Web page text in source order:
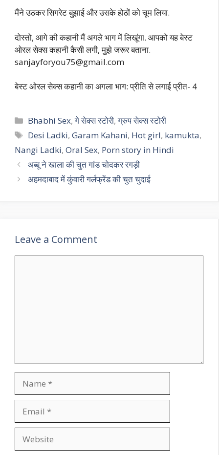
मैंने उठकर सिगरेट बुझाई और उसके होठों को चूम लिया.
दोस्तो, आगे की कहानी मैं अगले भाग में लिखूंगा. आपको यह बेस्ट
ओरल सेक्स कहानी कैसी लगी, मुझे जरूर बताना.
sanjayforyou75@gmail.com
बेस्ट ओरल सेक्स कहानी का अगला भाग: प्रीति से लगाई प्रीत- 4
Categories
Bhabhi Sex,गे सेक्स स्टोरी,ग्रुप सेक्स स्टोरी
Tags
Desi Ladki,Garam Kahani, Hot girl, kamukta,
Nangi Ladki, Oral Sex, Porn story in Hindi
अब्बू ने खाला की चुत गांड चोदकर रगड़ी
अहमदाबाद में कुंवारी गर्लफ्रेंड की चुत चुदाई
Leave a Comment